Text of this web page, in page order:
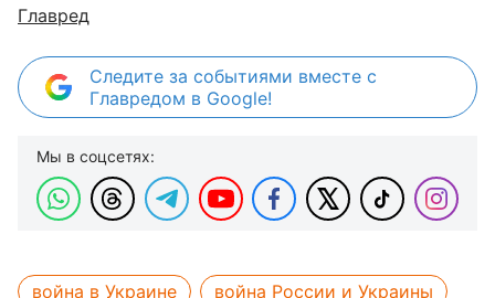
Главред
Следите за событиями вместе с
Главредом в Google!
Мы в соцсетях:
война в Украине
война России и Украины